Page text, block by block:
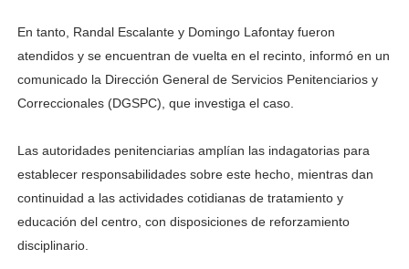
En tanto, Randal Escalante y Domingo Lafontay fueron
atendidos y se encuentran de vuelta en el recinto, informó en un
comunicado la Dirección General de Servicios Penitenciarios y
Correccionales (DGSPC), que investiga el caso.
Las autoridades penitenciarias amplían las indagatorias para
establecer responsabilidades sobre este hecho, mientras dan
continuidad a las actividades cotidianas de tratamiento y
educación del centro, con disposiciones de reforzamiento
disciplinario.